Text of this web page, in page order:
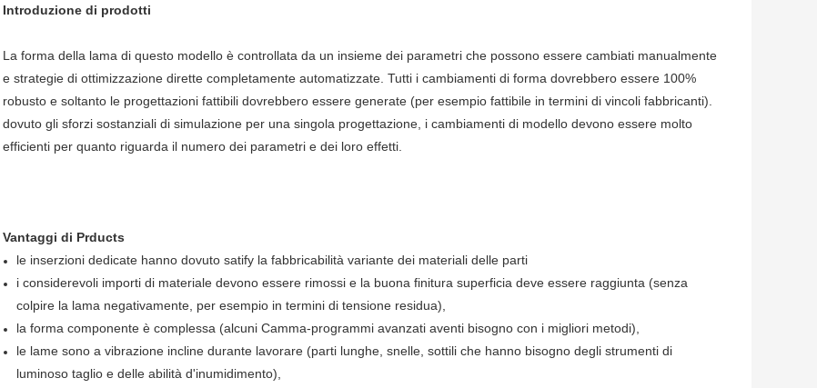
Introduzione di prodotti
La forma della lama di questo modello è controllata da un insieme dei parametri che possono essere cambiati manualmente
e strategie di ottimizzazione dirette completamente automatizzate. Tutti i cambiamenti di forma dovrebbero essere 100%
robusto e soltanto le progettazioni fattibili dovrebbero essere generate (per esempio fattibile in termini di vincoli fabbricanti).
dovuto gli sforzi sostanziali di simulazione per una singola progettazione, i cambiamenti di modello devono essere molto
efficienti per quanto riguarda il numero dei parametri e dei loro effetti.
Vantaggi di Prducts
le inserzioni dedicate hanno dovuto satify la fabbricabilità variante dei materiali delle parti
i considerevoli importi di materiale devono essere rimossi e la buona finitura superficia deve essere raggiunta (senza
colpire la lama negativamente, per esempio in termini di tensione residua),
la forma componente è complessa (alcuni Camma-programmi avanzati aventi bisogno con i migliori metodi),
le lame sono a vibrazione incline durante lavorare (parti lunghe, snelle, sottili che hanno bisogno degli strumenti di
luminoso taglio e delle abilità d'inumidimento),